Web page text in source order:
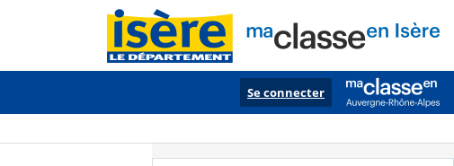
Se connecter